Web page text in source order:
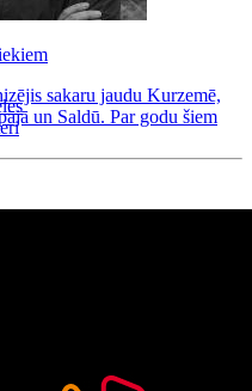
sakaru jaudu Kurzemē,
un Saldū. Par godu šiem